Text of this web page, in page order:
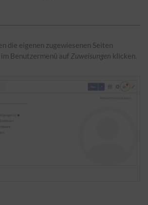
die eigenen zugewiesenen Seiten
Benutzermenü auf Zuweisungen klicken.